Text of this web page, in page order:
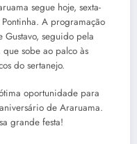
segue hoje, sexta-
A programação
Gustavo, seguido pela
que sobe ao palco às
do sertanejo.
oportunidade para
de Araruama.
grande festa!